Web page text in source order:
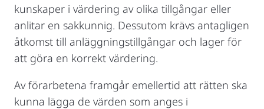
kunskaper i värdering av olika tillgångar eller
anlitar en sakkunnig. Dessutom krävs antagligen
åtkomst till anläggningstillgångar och lager för
att göra en korrekt värdering.
Av förarbetena framgår emellertid att rätten ska
kunna lägga de värden som anges i